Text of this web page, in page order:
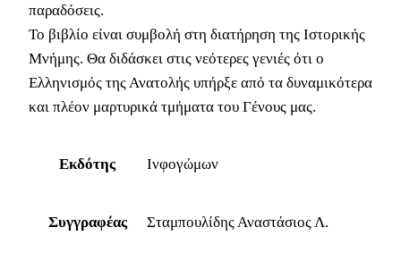
παραδόσεις.
Το βιβλίο είναι συμβολή στη διατήρηση της Ιστορικής
Μνήμης. Θα διδάσκει στις νεότερες γενιές ότι ο
Ελληνισμός της Ανατολής υπήρξε από τα δυναμικότερα
και πλέον μαρτυρικά τμήματα του Γένους μας.
Εκδότης Ινφογώμων
Συγγραφέας Σταμπουλίδης Αναστάσιος Λ.